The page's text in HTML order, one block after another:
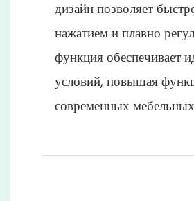
дизайн позволяет
нажатием и плавно
функция обеспечивает
условий, повышая
современных